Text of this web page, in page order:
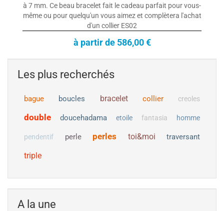
à 7 mm. Ce beau bracelet fait le cadeau parfait pour vous-
même ou pour quelqu'un vous aimez et complètera l'achat
d'un collier ES02
à partir de 586,00 €
Les plus recherchés
bague boucles bracelet collier creoles
double doucehadama etoile fantasia homme
pendentif perle perles toi&moi traversant
triple
A la une